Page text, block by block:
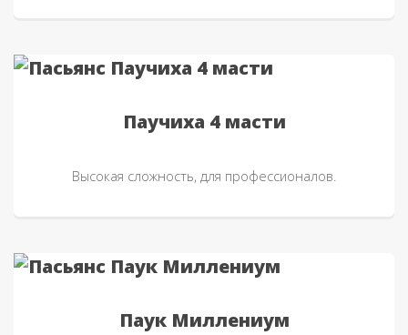
Паучиха 4 масти
Высокая сложность, для профессионалов.
Паук Миллениум